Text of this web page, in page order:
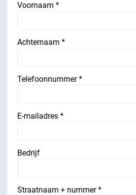
Voornaam *
Achternaam *
Telefoonnummer *
E-mailadres *
Bedrijf
Straatnaam + nummer *